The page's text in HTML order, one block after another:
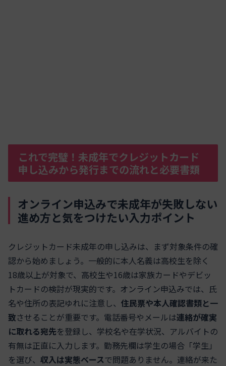
これで完璧！未成年でクレジットカード
申し込みから発行までの流れと必要書類
オンライン申込みで未成年が失敗しない
進め方と気をつけたい入力ポイント
クレジットカード未成年の申し込みは、まず対象条件の確
認から始めましょう。一般的に本人名義は高校生を除く
18歳以上が対象で、高校生や16歳は家族カードやデビッ
トカードの検討が現実的です。オンライン申込みでは、氏
名や住所の表記ゆれに注意し、 住民票や本人確認書類と一
致させることが重要です。電話番号やメールは連絡が確実
に取れる宛先を登録し、学校名や在学状況、アルバイトの
有無は正直に入力します。勤務先欄は学生の場合「学生」
を選び、 収入は実態ベースで問題ありません。連絡が来た